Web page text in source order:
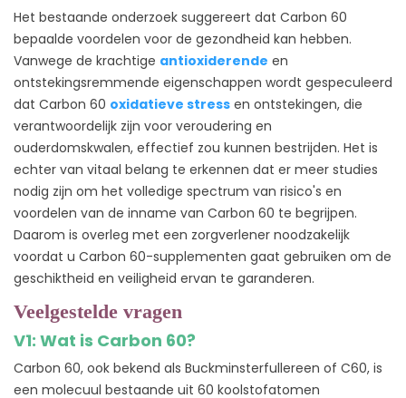
Het bestaande onderzoek suggereert dat Carbon 60
bepaalde voordelen voor de gezondheid kan hebben.
Vanwege de krachtige antioxiderende en
ontstekingsremmende eigenschappen wordt gespeculeerd
dat Carbon 60 oxidatieve stress en ontstekingen, die
verantwoordelijk zijn voor veroudering en
ouderdomskwalen, effectief zou kunnen bestrijden. Het is
echter van vitaal belang te erkennen dat er meer studies
nodig zijn om het volledige spectrum van risico's en
voordelen van de inname van Carbon 60 te begrijpen.
Daarom is overleg met een zorgverlener noodzakelijk
voordat u Carbon 60-supplementen gaat gebruiken om de
geschiktheid en veiligheid ervan te garanderen.
Veelgestelde vragen
V1: Wat is Carbon 60?
Carbon 60, ook bekend als Buckminsterfullereen of C60, is
een molecuul bestaande uit 60 koolstofatomen